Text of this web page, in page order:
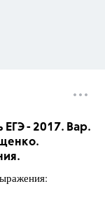
ЕГЭ - 2017. Вар.